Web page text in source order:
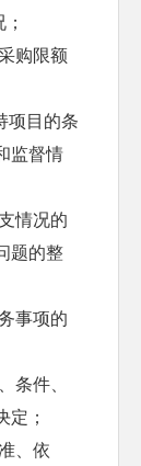
购限额
项目的条
监督情
情况的
题的整
事项的
条件、
定；
、依